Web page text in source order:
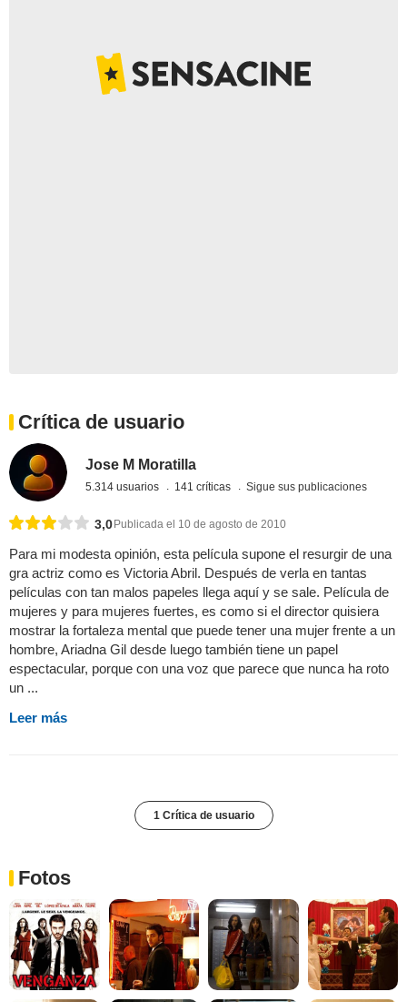
Crítica de usuario
Jose M Moratilla
5.314 usuarios 141 críticas Sigue sus publicaciones
3,0 Publicada el 10 de agosto de 2010
Para mi modesta opinión, esta película supone el resurgir de una
gra actriz como es Victoria Abril. Después de verla en tantas
películas con tan malos papeles llega aquí y se sale. Película de
mujeres y para mujeres fuertes, es como si el director quisiera
mostrar la fortaleza mental que puede tener una mujer frente a un
hombre, Ariadna Gil desde luego también tiene un papel
espectacular, porque con una voz que parece que nunca ha roto
un ...
Leer más
1 Crítica de usuario
Fotos